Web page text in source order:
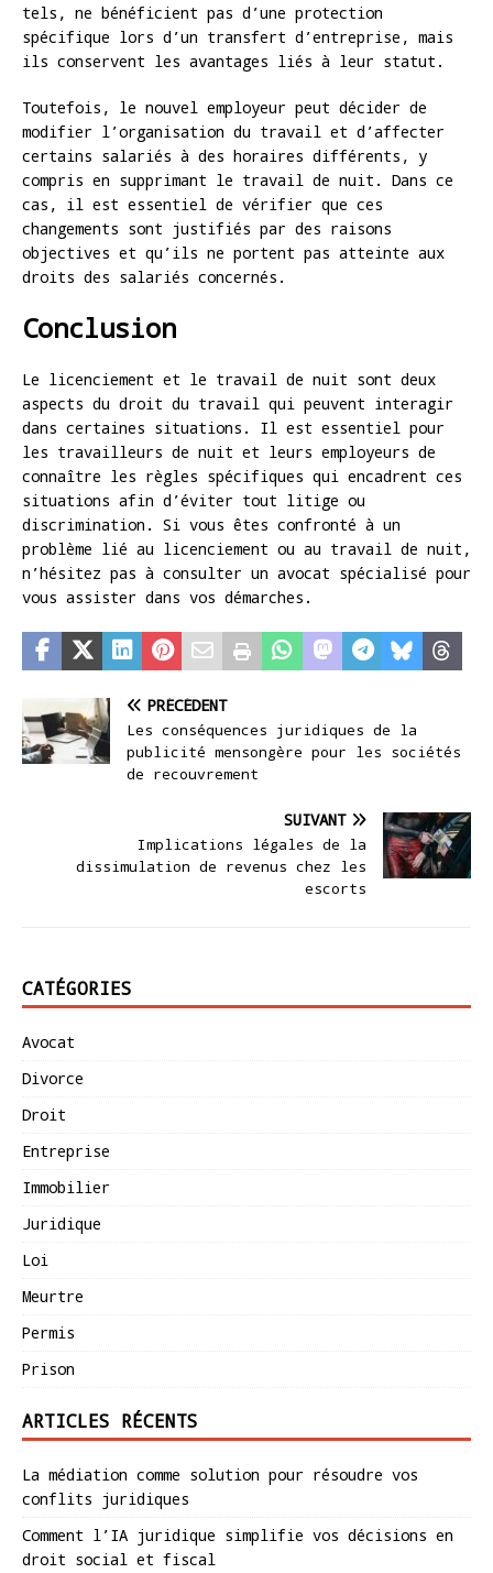
tels, ne bénéficient pas d’une protection
spécifique lors d’un transfert d’entreprise, mais
ils conservent les avantages liés à leur statut.
Toutefois, le nouvel employeur peut décider de
modifier l’organisation du travail et d’affecter
certains salariés à des horaires différents, y
compris en supprimant le travail de nuit. Dans ce
cas, il est essentiel de vérifier que ces
changements sont justifiés par des raisons
objectives et qu’ils ne portent pas atteinte aux
droits des salariés concernés.
Conclusion
Le licenciement et le travail de nuit sont deux
aspects du droit du travail qui peuvent interagir
dans certaines situations. Il est essentiel pour
les travailleurs de nuit et leurs employeurs de
connaître les règles spécifiques qui encadrent ces
situations afin d’éviter tout litige ou
discrimination. Si vous êtes confronté à un
problème lié au licenciement ou au travail de nuit,
n’hésitez pas à consulter un avocat spécialisé pour
vous assister dans vos démarches.
PRÉCÉDENT
Les conséquences juridiques de la
publicité mensongère pour les sociétés
de recouvrement
SUIVANT
Implications légales de la
dissimulation de revenus chez les
escorts
CATÉGORIES
Avocat
Divorce
Droit
Entreprise
Immobilier
Juridique
Loi
Meurtre
Permis
Prison
ARTICLES RÉCENTS
La médiation comme solution pour résoudre vos
conflits juridiques
Comment l’IA juridique simplifie vos décisions en
droit social et fiscal